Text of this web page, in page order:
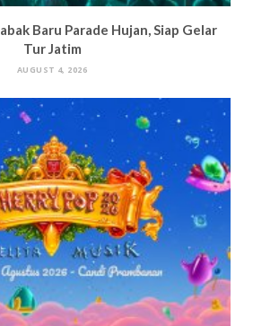
Baru Parade Hujan, Siap Gelar
Tur Jatim
AUGUST 4, 2026